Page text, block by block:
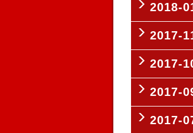
2018-
2017-
2017-
2017-
2017-